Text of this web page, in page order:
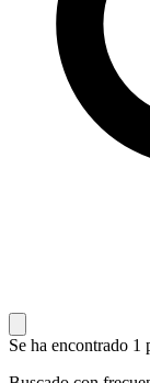
Se ha encontrado 1